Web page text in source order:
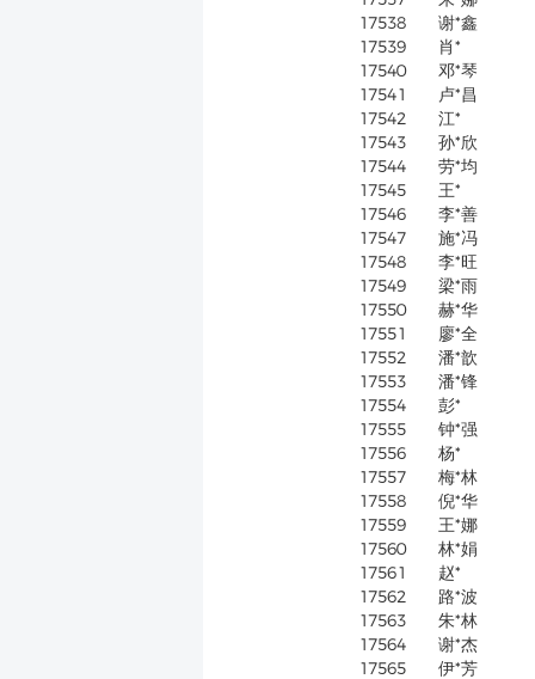
17538
谢*鑫
17539
肖*
17540
邓*琴
17541
卢*昌
17542
江*
17543
孙*欣
17544
劳*均
17545
王*
17546
李*善
17547
施*冯
17548
李*旺
17549
梁*雨
17550
赫*华
17551
廖*全
17552
潘*歆
17553
潘*锋
17554
彭*
17555
钟*强
17556
杨*
17557
梅*林
17558
倪*华
17559
王*娜
17560
林*娟
17561
赵*
17562
路*波
17563
朱*林
17564
谢*杰
17565
伊*芳